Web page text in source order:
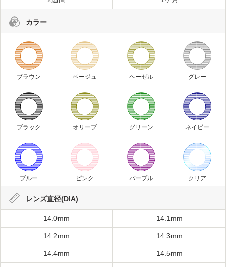
カラー
ブラウン ベージュ ヘーゼル グレー
ブラック オリーブ グリーン ネイビー
ブルー ピンク パープル クリア
レンズ直径(DIA)
14.0mm 14.1mm
14.2mm 14.3mm
14.4mm 14.5mm